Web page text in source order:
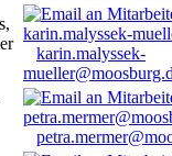
karin.malyssek-